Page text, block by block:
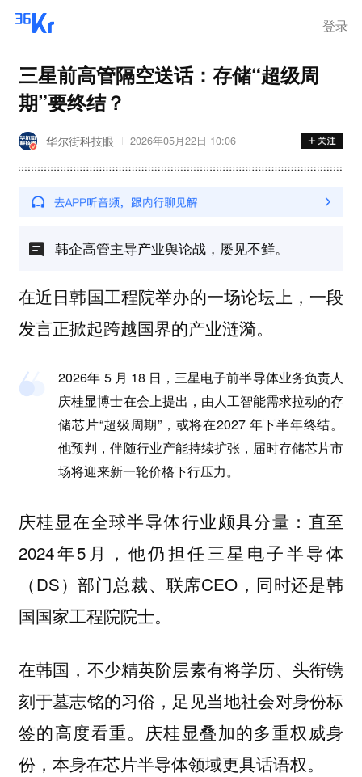
登录
三星前高管隔空送话：存储“超级周
期”要终结？
华尔街科技眼 2026年05月22日 10:06
韩企高管主导产业舆论战，屡见不鲜。
在近日韩国工程院举办的一场论坛上，一段
发言正掀起跨越国界的产业涟漪。
2026年 5 月 18 日，三星电子前半导体业务负责人
庆桂显博士在会上提出，由人工智能需求拉动的存
储芯片“超级周期”，或将在2027 年下半年终结。
他预判，伴随行业产能持续扩张，届时存储芯片市
场将迎来新一轮价格下行压力。
庆桂显在全球半导体行业颇具分量：直至
2024年5月，他仍担任三星电子半导体
（DS）部门总裁、联席CEO，同时还是韩
国国家工程院院士。
在韩国，不少精英阶层素有将学历、头衔镌
刻于墓志铭的习俗，足见当地社会对身份标
签的高度看重。庆桂显叠加的多重权威身
份，本身在芯片半导体领域更具话语权。